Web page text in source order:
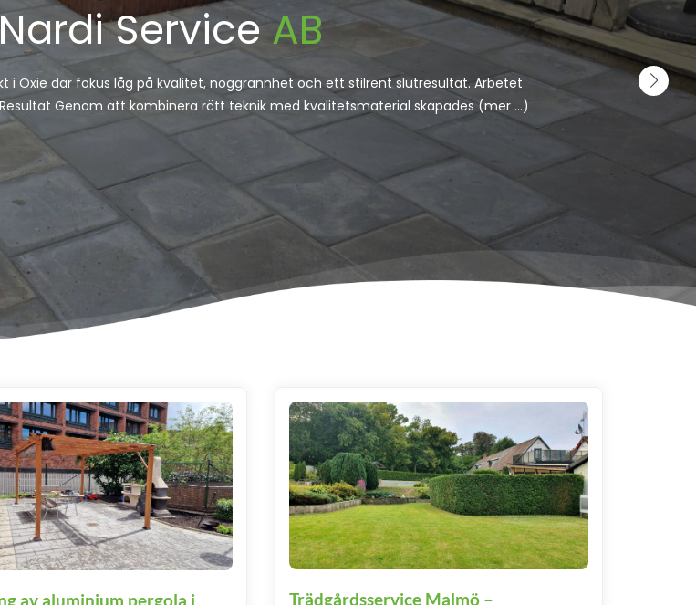
ServiceAB
Oxie där fokus låg på kvalitet, noggrannhet och ett stilrent slutresultat. Arbetet
Genom att kombinera rätt teknik med kvalitetsmaterial skapades (mer …)
av aluminium pergola i
Trädgårdsservice Malmö –